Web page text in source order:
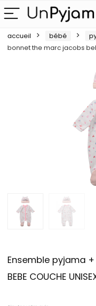
accueil bébé
bonnet the marc jacobs
Ensemble pyjama +
BEBE COUCHE